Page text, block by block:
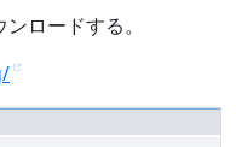
ロードする。